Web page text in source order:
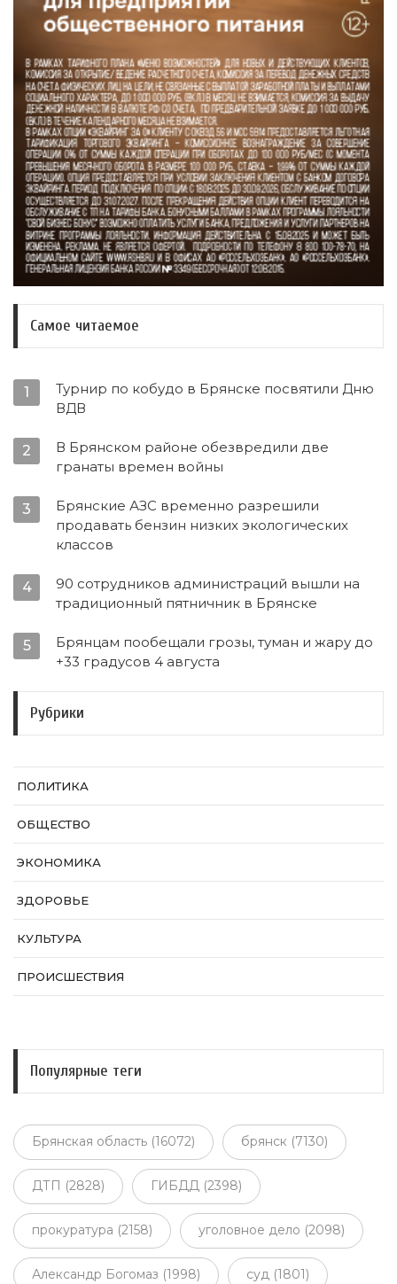
Самое читаемое
1
Турнир по кобудо в Брянске посвятили Дню
ВДВ
2
В Брянском районе обезвредили две
гранаты времен войны
3
Брянские АЗС временно разрешили
продавать бензин низких экологических
классов
4
90 сотрудников администраций вышли на
традиционный пятничник в Брянске
5
Брянцам пообещали грозы, туман и жару до
+33 градусов 4 августа
Рубрики
ПОЛИТИКА
ОБЩЕСТВО
ЭКОНОМИКА
ЗДОРОВЬЕ
КУЛЬТУРА
ПРОИСШЕСТВИЯ
Популярные теги
Брянская область (16072) брянск (7130)
ДТП (2828) ГИБДД (2398)
прокуратура (2158) уголовное дело (2098)
Александр Богомаз (1998) суд (1801)